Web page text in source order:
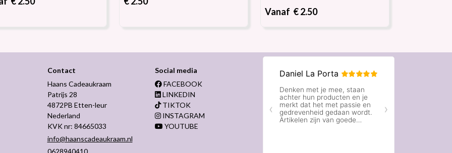
Vanaf € 2.50
Contact
Haans Cadeaukraam
Patrijs 28
4872PB Etten-leur
Nederland
KVK nr: 84665033
info@haanscadeaukraam.nl
0628940410
Social media
FACEBOOK
LINKEDIN
TIKTOK
INSTAGRAM
YOUTUBE